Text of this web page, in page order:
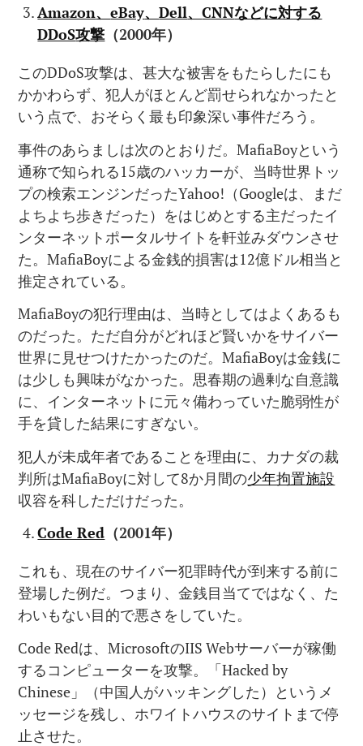
Amazon、eBay、Dell、CNNなどに対する
DDoS攻撃 （2000年）
このDDoS攻撃は、甚大な被害をもたらしたにも
かかわらず、犯人がほとんど罰せられなかったと
いう点で、おそらく最も印象深い事件だろう。
事件のあらましは次のとおりだ。MafiaBoyという
通称で知られる15歳のハッカーが、当時世界トッ
プの検索エンジンだったYahoo!（Googleは、まだ
よちよち歩きだった）をはじめとする主だったイ
ンターネットポータルサイトを軒並みダウンさせ
た。MafiaBoyによる金銭的損害は12億ドル相当と
推定されている。
MafiaBoyの犯行理由は、当時としてはよくあるも
のだった。ただ自分がどれほど賢いかをサイバー
世界に見せつけたかったのだ。MafiaBoyは金銭に
は少しも興味がなかった。思春期の過剰な自意識
に、インターネットに元々備わっていた脆弱性が
手を貸した結果にすぎない。
犯人が未成年者であることを理由に、カナダの裁
判所はMafiaBoyに対して8か月間の少年拘置施設
収容を科しただけだった。
Code Red （2001年）
これも、現在のサイバー犯罪時代が到来する前に
登場した例だ。つまり、金銭目当てではなく、た
わいもない目的で悪さをしていた。
Code Redは、MicrosoftのIIS Webサーバーが稼働
するコンピューターを攻撃。「Hacked by
Chinese」（中国人がハッキングした）というメ
ッセージを残し、ホワイトハウスのサイトまで停
止させた。